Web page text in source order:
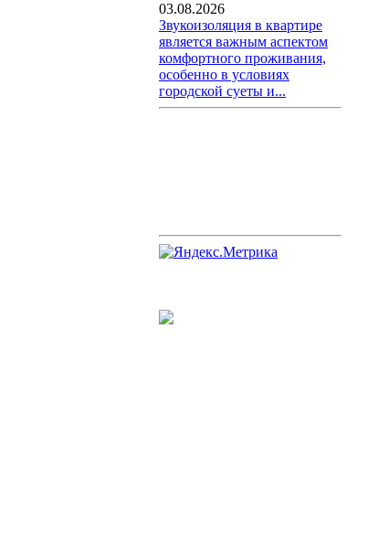
03.08.2026
Звукоизоляция в квартире
является важным аспектом
комфортного проживания,
особенно в условиях
городской суеты и...